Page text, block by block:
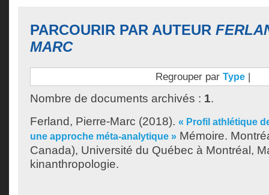
PARCOURIR PAR AUTEUR
MARC
Regrouper par Type |
Nombre de documents archivés : 1.
Ferland, Pierre-Marc (2018). « Profil athlétique
une approche méta-analytique » Mémoire.
Canada), Université du Québec à Montréal,
kinanthropologie.